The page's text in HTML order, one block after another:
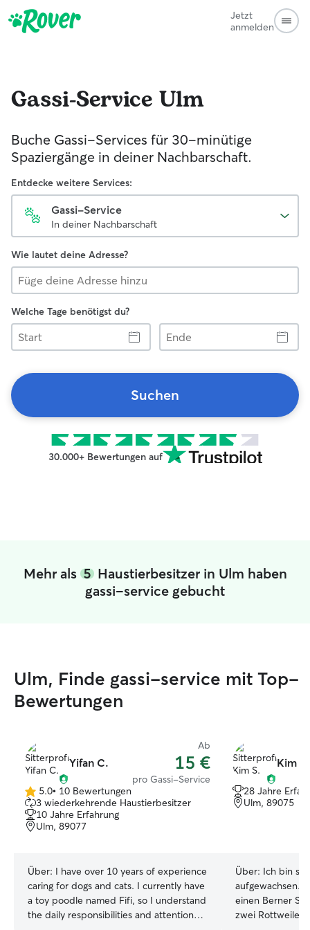
Jetzt
anmelden
Gassi-Service Ulm
Buche Gassi-Services für 30-minütige
Spaziergänge in deiner Nachbarschaft.
Entdecke weitere Services:
Gassi-Service
In deiner Nachbarschaft
Wie lautet deine Adresse?
Welche Tage benötigst du?
Start
Ende
Suchen
30.000+ Bewertungen auf
Mehr als 5Haustierbesitzer in Ulm haben
gassi-service gebucht
Ulm, Finde gassi-service mit Top-
Bewertungen
Yifan C.
Ab
15 €
pro Gassi-Service
5.0
von
5
Sternen
5.0• 10 Bewertungen
3 wiederkehrende Haustierbesitzer
10 Jahre Erfahrung
Ulm, 89077
Über: I have over 10 years of experience
caring for dogs and cats. I currently have
a toy poodle named Fifi, so I understand
the daily responsibilities and attention
Kim S.
28 Jahre
Ulm, 89075
Über: Ich bin
aufgewachsen.
einen Berner
zwei Rottweiler.